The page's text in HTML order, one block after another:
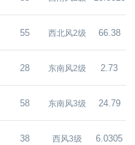
55 西北风2级 66.38
28 东南风2级 2.73
58 东南风3级 24.79
38 西风3级 6.0305